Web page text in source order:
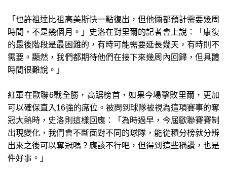
「也許祖達比祖高美斯快一點復出，但他倆都預計需要幾周
時間，不是幾個月。」史洛在對里爾的記者會上說：「康復
的最後階段是最困難的，有時可能需要延長幾天，有時則不
需要。顯然，我們都期待他們在接下來幾周內回歸，但具體
時間很難說。」
紅軍在歐聯6戰全勝，高踞榜首，如果今場擊敗里爾，更加
可以確保直入16強的席位。被問到球隊被視為這項賽事的奪
冠大熱時，史洛則這樣回應：「為時過早，今屆歐聯賽賽制
出現變化，我們會不斷面對不同的球隊，能從積分榜就分辨
出來之後可以奪冠嗎？應該不行吧，但得到這些稱讚，也是
件好事。」